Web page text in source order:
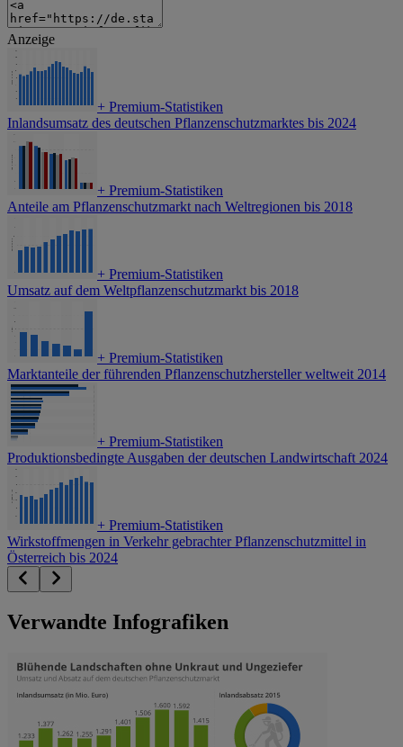
Anzeige
+ Premium-Statistiken
Inlandsumsatz des deutschen Pflanzenschutzmarktes bis 2024
+ Premium-Statistiken
Anteile am Pflanzenschutzmarkt nach Weltregionen bis 2018
+ Premium-Statistiken
Umsatz auf dem Weltpflanzenschutzmarkt bis 2018
+ Premium-Statistiken
Marktanteile der führenden Pflanzenschutzhersteller weltweit 2014
+ Premium-Statistiken
Produktionsbedingte Ausgaben der deutschen Landwirtschaft 2024
+ Premium-Statistiken
Wirkstoffmengen in Verkehr gebrachter Pflanzenschutzmittel in
Österreich bis 2024
Verwandte Infografiken